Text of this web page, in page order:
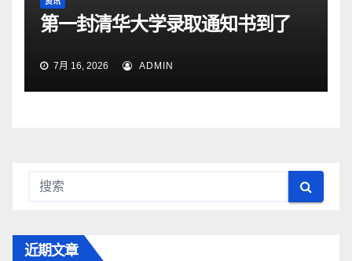
第一封清华大学录取通知书到了
7月 16, 2026 ADMIN
近期文章